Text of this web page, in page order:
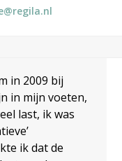
in 2009 bij
in mijn voeten,
last, ik was
ik dat de